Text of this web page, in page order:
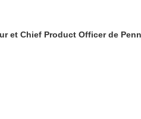
et Chief Product Officer de